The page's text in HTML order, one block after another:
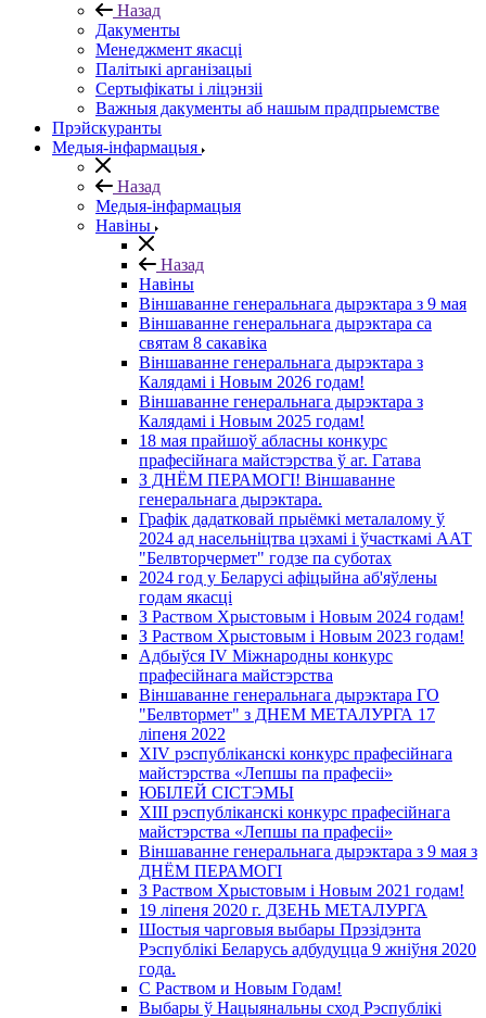
Назад
Дакументы
Менеджмент якасці
Палітыкі арганізацыі
Сертыфікаты і ліцэнзіі
Важныя дакументы аб нашым прадпрыемстве
Прэйскуранты
Медыя-інфармацыя
Назад
Медыя-інфармацыя
Навіны
Назад
Навіны
Віншаванне генеральнага дырэктара з 9 мая
Віншаванне генеральнага дырэктара са
святам 8 сакавіка
Віншаванне генеральнага дырэктара з
Калядамі і Новым 2026 годам!
Віншаванне генеральнага дырэктара з
Калядамі і Новым 2025 годам!
18 мая прайшоў абласны конкурс
прафесійнага майстэрства ў аг. Гатава
З ДНЁМ ПЕРАМОГІ! Віншаванне
генеральнага дырэктара.
Графік дадатковай прыёмкі металалому ў
2024 ад насельніцтва цэхамі і ўчасткамі ААТ
"Белвторчермет" годзе па суботах
2024 год у Беларусі афіцыйна аб'яўлены
годам якасці
З Раством Хрыстовым і Новым 2024 годам!
З Раством Хрыстовым і Новым 2023 годам!
Адбыўся IV Міжнародны конкурс
прафесійнага майстэрства
Віншаванне генеральнага дырэктара ГО
"Белвтормет" з ДНЕМ МЕТАЛУРГА 17
ліпеня 2022
XIV рэспубліканскі конкурс прафесійнага
майстэрства «Лепшы па прафесіі»
ЮБІЛЕЙ СІСТЭМЫ
XIII рэспубліканскі конкурс прафесійнага
майстэрства «Лепшы па прафесіі»
Віншаванне генеральнага дырэктара з 9 мая з
ДНЁМ ПЕРАМОГІ
З Раством Хрыстовым і Новым 2021 годам!
19 ліпеня 2020 г. ДЗЕНЬ МЕТАЛУРГА
Шостыя чарговыя выбары Прэзідэнта
Рэспублікі Беларусь адбудуцца 9 жніўня 2020
года.
С Раством и Новым Годам!
Выбары ў Нацыянальны сход Рэспублікі